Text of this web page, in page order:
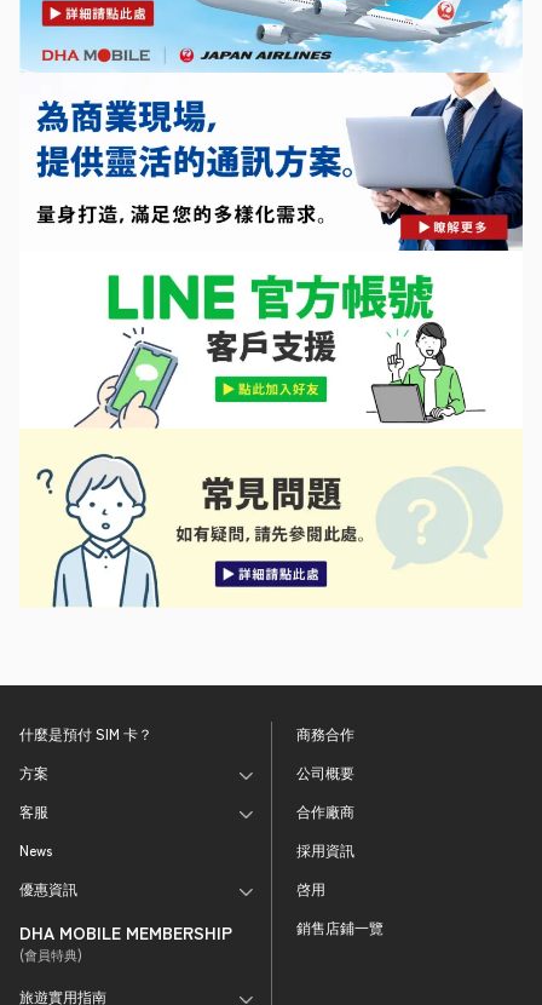
什麼是預付 SIM 卡？
方案
客服
News
優惠資訊
DHA MOBILE MEMBERSHIP
(會員特典)
旅遊實用指南
商務合作
公司概要
合作廠商
採用資訊
啓用
銷售店鋪一覽